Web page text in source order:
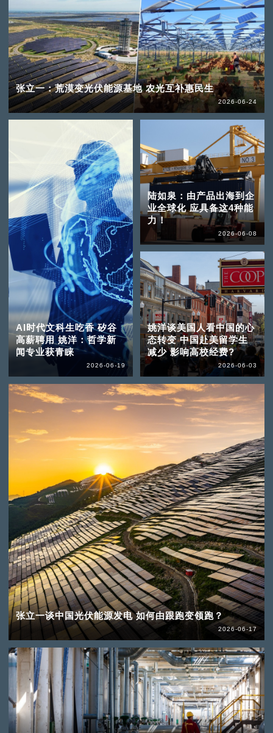
张立一：荒漠变光伏能源基地 农光互补惠民生
2026-06-24
AI时代文科生吃香 矽谷
高薪聘用 姚洋：哲学新
闻专业获青睐
2026-06-19
张立一谈中国光伏能源发电 如何由跟跑变领跑？
2026-06-17
陆如泉：由产品出海到企
业全球化 应具备这4种能
力！
2026-06-08
姚洋谈美国人看中国的心
态转变 中国赴美留学生
减少 影响高校经费?
2026-06-03